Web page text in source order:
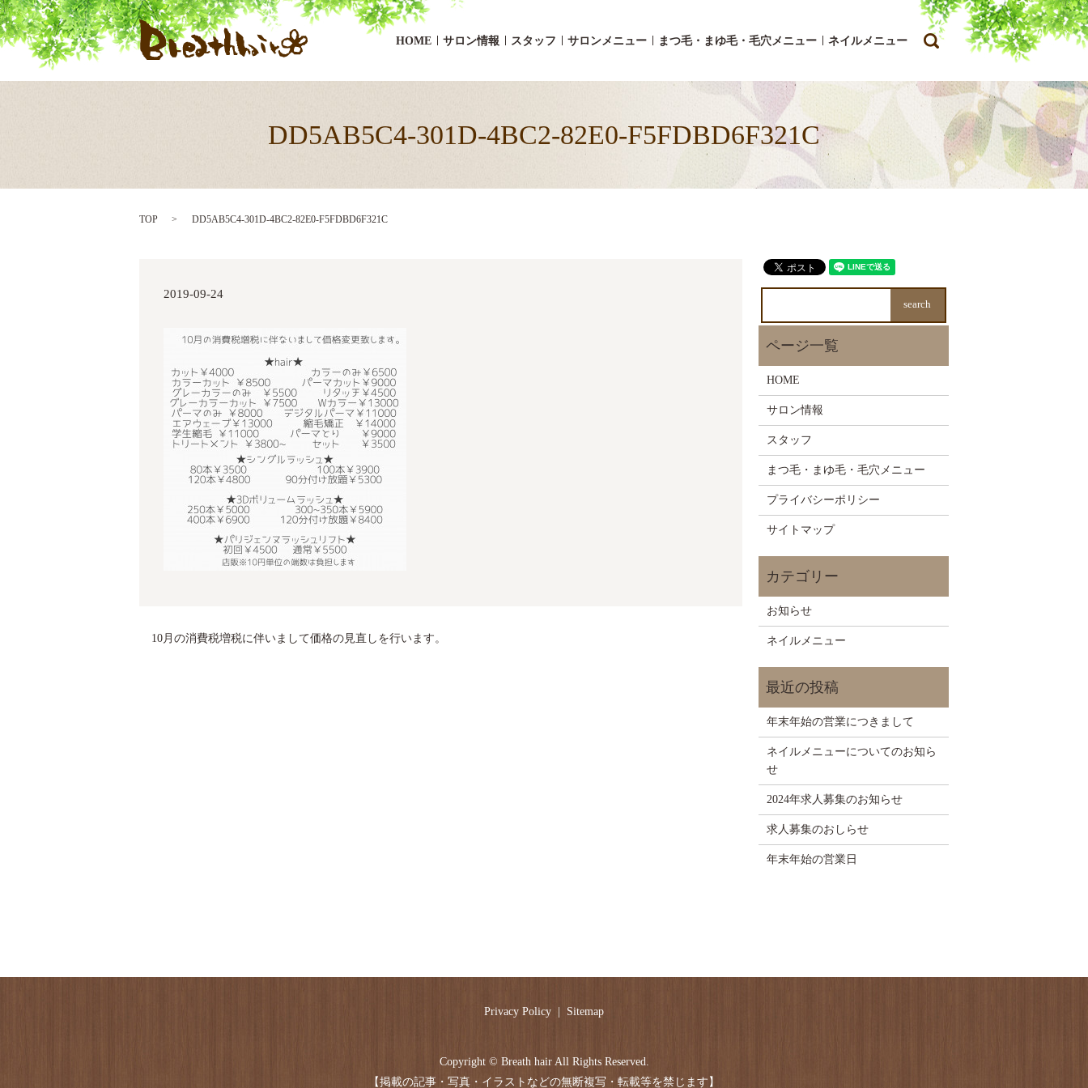
HOME サロン情報 スタッフ サロンメニュー まつ毛・まゆ毛・毛穴メニュー ネイルメニュー search
DD5AB5C4-301D-4BC2-82E0-F5FDBD6F321C
TOP DD5AB5C4-301D-4BC2-82E0-F5FDBD6F321C
2019-09-24
10月の消費税増税に伴いまして価格の見直しを行います。
HOME
サロン情報
スタッフ
まつ毛・まゆ毛・毛穴メニュー
プライバシーポリシー
サイトマップ
お知らせ
ネイルメニュー
年末年始の営業につきまして
ネイルメニューについてのお知ら
せ
2024年求人募集のお知らせ
求人募集のおしらせ
年末年始の営業日
Privacy Policy Sitemap
Copyright © Breath hair All Rights Reserved.
【掲載の記事・写真・イラストなどの無断複写・転載等を禁じます】